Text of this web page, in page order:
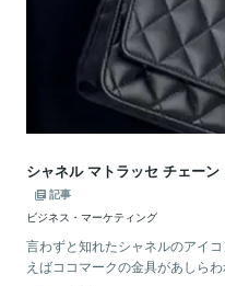
シャネル マトラッセ チェー
記事
ビジネス・マーケティング
言わずと知れたシャネルのアイ
えばココマークの金具があしら